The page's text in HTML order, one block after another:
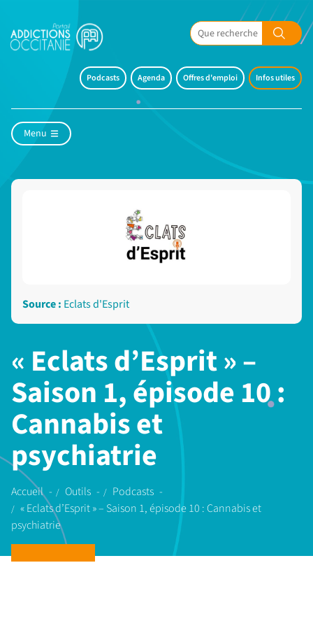
Podcasts Agenda Offres d'emploi Infos utiles
Menu
« Eclats d’Esprit » –
Saison 1, épisode 10 :
Cannabis et
psychiatrie
Accueil Outils
Podcasts
« Eclats d’Esprit » – Saison 1, épisode 10 : Cannabis et
psychiatrie
Source : Eclats d'Esprit